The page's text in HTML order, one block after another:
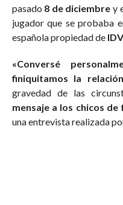
pasado 8 de diciembre y
jugador que se probaba
española propiedad de
«Conversé
finiquitamos la
gravedad de las
mensaje a los chicos de
una entrevista realizada